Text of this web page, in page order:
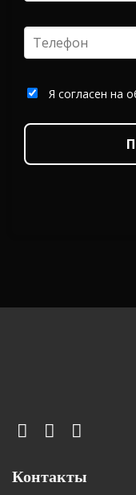
Я согласен на
Контакты